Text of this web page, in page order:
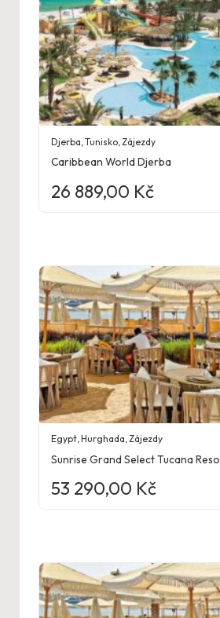
Djerba ,Tunisko Zájezdy
Caribbean World Djerba
26 889,00 Kč
Egypt,Hurghada,Zájezdy
Sunrise Grand Select Tucana
53 290,00 Kč